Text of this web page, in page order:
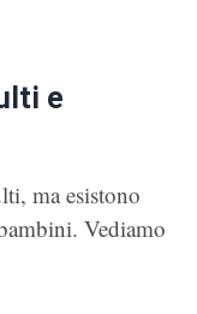
e
ma esistono
Vediamo